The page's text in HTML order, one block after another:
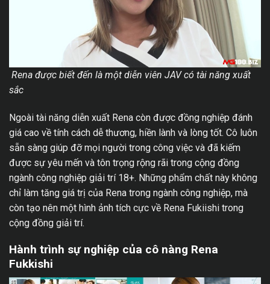
Rena được biết đến là một diễn viên JAV có tài năng xuất
sắc
Ngoài tài năng diễn xuất Rena còn được đồng nghiệp đánh
giá cao về tính cách dễ thương, hiền lành và lòng tốt. Cô luôn
sẵn sàng giúp đỡ mọi người trong công việc và đã kiếm
được sự yêu mến và tôn trọng rộng rãi trong cộng đồng
ngành công nghiệp giải trí 18+. Những phẩm chất này không
chỉ làm tăng giá trị của Rena trong ngành công nghiệp, mà
còn tạo nên một hình ảnh tích cực về Rena Fukiishi trong
cộng đồng giải trí.
Hành trình sự nghiệp của cô nàng Rena
Fukkishi